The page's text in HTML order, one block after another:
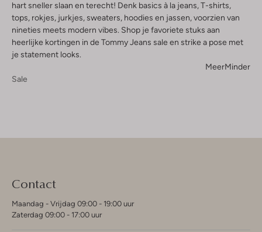
hart sneller slaan en terecht! Denk basics à la jeans, T-shirts,
tops, rokjes, jurkjes, sweaters, hoodies en jassen, voorzien van
nineties meets modern vibes. Shop je favoriete stuks aan
heerlijke kortingen in de Tommy Jeans sale en strike a pose met
je statement looks.
MeerMinder
Sale
Contact
Maandag - Vrijdag 09:00 - 19:00 uur
Zaterdag 09:00 - 17:00 uur